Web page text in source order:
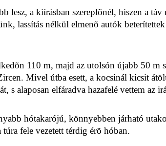
a kiírásban szereplõnél, hiszen a
lassítás nélkül elmenõ autók
110 m, majd az utolsón újabb 50 m
Mivel útba esett, a kocsinál kicsit
s alaposan elfáradva hazafelé vettem az
hótakarójú, könnyebben járható
fele vezetett térdig érõ hóban.